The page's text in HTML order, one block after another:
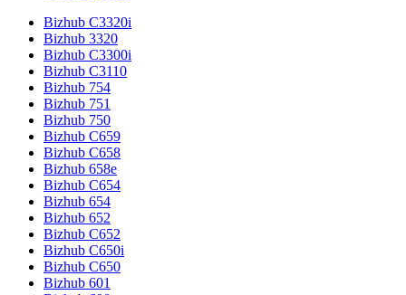
Bizhub C3320i
Bizhub 3320
Bizhub C3300i
Bizhub C3110
Bizhub 754
Bizhub 751
Bizhub 750
Bizhub C659
Bizhub C658
Bizhub 658e
Bizhub C654
Bizhub 654
Bizhub 652
Bizhub C652
Bizhub C650i
Bizhub C650
Bizhub 601